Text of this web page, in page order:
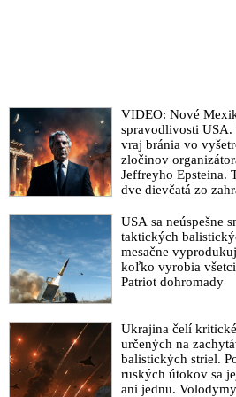
nad sionistickým režimom“. Prudký
do Pentagónu naznačil pre
vojenskú operáciu Izraelu
VIDEO: Hlavný veliteľ Iránskych
Mohammad Pákpúr sľubuje
občanov otvorenie pekelných brán.
iránskej odpovedi povolal záložníkov z
začal ich nasadzovať na všetky zóny
konfliktu
Urovnanie konfliktu medzi Izraelom a
je možné vojenskou cestou. Ruské
medzitým vyzvalo Rusov
krajinu opustili
Donald Trump vyzval Irán pristúpiť
VIDEO: Nové
spravodlivosti USA.
vraj bránia vo
zločinov
Jeffreyho Epsteina.
dve dievčatá zo
pochovali v
americkom štáte
USA sa neúspešne
taktických
mesačne
koľko vyrobia
Patriot dohromady
Ukrajina čelí
určených na
balistických striel.
ruských útokov sa
ani jednu.